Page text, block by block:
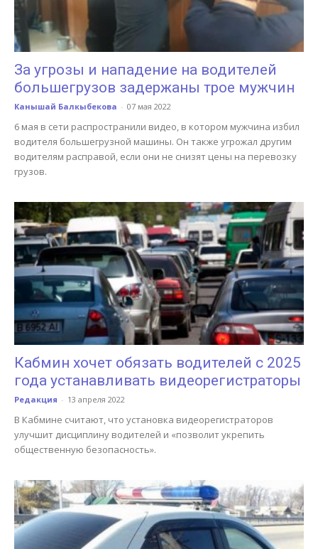
За угрозы и нападение на водителей
большегрузов задержаны трое мужчин
Канышай Балкыбекова - 07 мая 2022
6 мая в сети распространили видео, в котором мужчина избил
водителя большегрузной машины. Он также угрожал другим
водителям расправой, если они не снизят цены на перевозку
грузов.
Кабмин хочет обязать водителей с 2025
года устанавливать видеорегистраторы
Редакция - 13 апреля 2022
В Кабмине считают, что установка видеорегистраторов
улучшит дисциплину водителей и «позволит укрепить
общественную безопасность».